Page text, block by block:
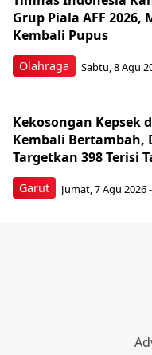
Olahraga
Grup Piala AFF 2026,
Kembali Pupus
Sabtu, 8 Agu
Garut
Kekosongan Kepsek
Kembali Bertambah,
Targetkan 398 Terisi
Jumat, 7 Agu 2026